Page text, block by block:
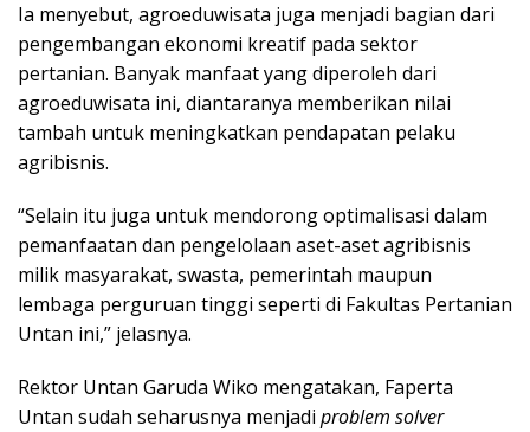
Ia menyebut, agroeduwisata juga menjadi bagian dari
pengembangan ekonomi kreatif pada sektor
pertanian. Banyak manfaat yang diperoleh dari
agroeduwisata ini, diantaranya memberikan nilai
tambah untuk meningkatkan pendapatan pelaku
agribisnis.
“Selain itu juga untuk mendorong optimalisasi dalam
pemanfaatan dan pengelolaan aset-aset agribisnis
milik masyarakat, swasta, pemerintah maupun
lembaga perguruan tinggi seperti di Fakultas Pertanian
Untan ini,” jelasnya.
Rektor Untan Garuda Wiko mengatakan, Faperta
Untan sudah seharusnya menjadi problem solver